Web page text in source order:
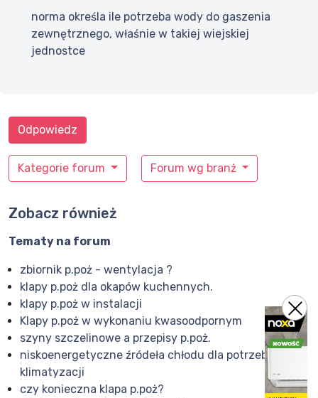
norma określa ile potrzeba wody do gaszenia
zewnętrznego, właśnie w takiej wiejskiej
jednostce
Kategorie forum Forum wg branż
Odpowiedz
Zobacz również
Tematy na forum
zbiornik p.poż - wentylacja ?
klapy p.poż dla okapów kuchennych.
klapy p.poż w instalacji
Klapy p.poż w wykonaniu kwasoodpornym
szyny szczelinowe a przepisy p.poż.
niskoenergetyczne źródeła chłodu dla potrzeb
klimatyzacji
czy konieczna klapa p.poż?